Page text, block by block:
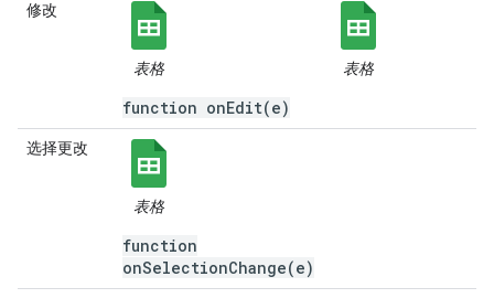
修改
表格
function onEdit(e)
表格
选择更改
表格
function
onSelectionChange(e)